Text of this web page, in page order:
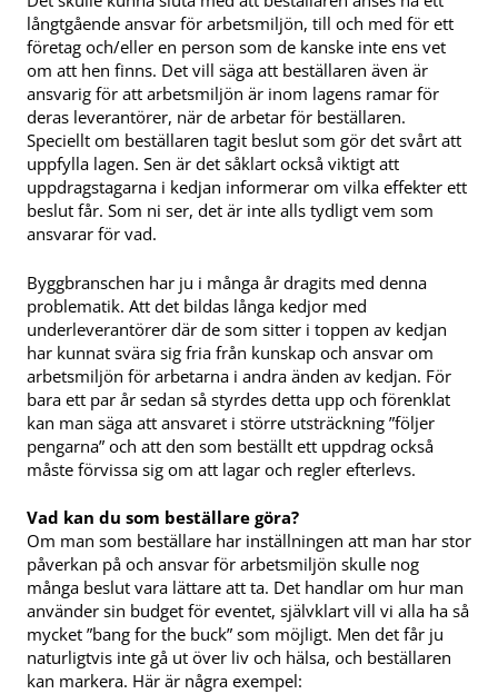
långtgående ansvar för arbetsmiljön, till och med för ett
företag och/eller en person som de kanske inte ens vet
om att hen finns. Det vill säga att beställaren även är
ansvarig för att arbetsmiljön är inom lagens ramar för
deras leverantörer, när de arbetar för beställaren.
Speciellt om beställaren tagit beslut som gör det svårt att
uppfylla lagen. Sen är det såklart också viktigt att
uppdragstagarna i kedjan informerar om vilka effekter ett
beslut får. Som ni ser, det är inte alls tydligt vem som
ansvarar för vad.
Byggbranschen har ju i många år dragits med denna
problematik. Att det bildas långa kedjor med
underleverantörer där de som sitter i toppen av kedjan
har kunnat svära sig fria från kunskap och ansvar om
arbetsmiljön för arbetarna i andra änden av kedjan. För
bara ett par år sedan så styrdes detta upp och förenklat
kan man säga att ansvaret i större utsträckning ”följer
pengarna” och att den som beställt ett uppdrag också
måste förvissa sig om att lagar och regler efterlevs.
Vad kan du som beställare göra?
Om man som beställare har inställningen att man har stor
påverkan på och ansvar för arbetsmiljön skulle nog
många beslut vara lättare att ta. Det handlar om hur man
använder sin budget för eventet, självklart vill vi alla ha så
mycket ”bang for the buck” som möjligt. Men det får ju
naturligtvis inte gå ut över liv och hälsa, och beställaren
kan markera. Här är några exempel: